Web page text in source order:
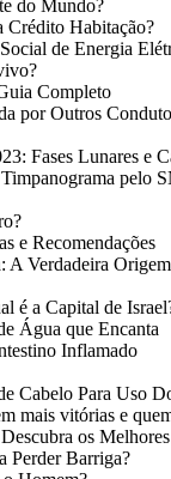
do Mundo?
Crédito Habitação?
de Energia
Completo
por Outros
Fases Lunares e
pelo
e Recomendações
A Verdadeira
é a Capital de
Água que Encanta
Inflamado
Cabelo Para Uso
mais vitórias e
os
Perder Barriga?